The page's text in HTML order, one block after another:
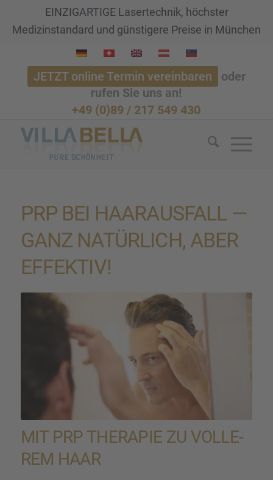
EINZIGARTIGE Lasertechnik, höchster
Medizinstandard und günstigere Preise in München
JETZT online Termin vereinbaren
oder
rufen Sie uns an!
+49 (0)89 / 217 549 430
PRP BEI HAARAUS­FALL —
GANZ NATÜR­LICH, ABER
EFFEK­TIV!
MIT PRP THERA­PIE ZU VOLLE­
REM HAAR